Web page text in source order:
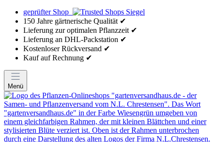
geprüfter Shop
150 Jahre gärtnerische Qualität ✔
Lieferung zur optimalen Pflanzzeit ✔
Lieferung an DHL-Packstation ✔
Kostenloser Rückversand ✔
Kauf auf Rechnung ✔
Menü